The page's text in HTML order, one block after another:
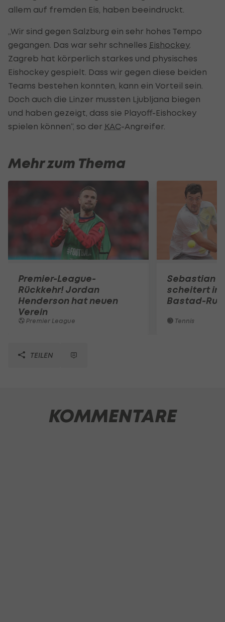
allem auf fremden Eis, haben beeindruckt.
„Wir sind gegen Salzburg ein sehr hohes Tempo
gegangen. Das war sehr schnelles Eishockey.
Zagreb hat körperlich starkes und physisches
Eishockey gespielt. Dass wir gegen diese beiden
Teams bestehen konnten, kann ein Vorteil sein.
Doch auch die Linzer mussten Ljubljana biegen
und haben gezeigt, dass sie Playoff-Eishockey
spielen können“, so der KAC-Angreifer.
Mehr zum Thema
Premier-League-
Rückkehr! Jordan
Henderson hat neuen
Verein
Premier League
Sebastian
scheitert in
Bastad-
Tennis
TEILEN
KOMMENTARE